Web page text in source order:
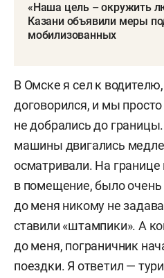
«Наша цель – окружить
Казани объявили меры
мобилизованных
В Омске я сел к
договорился, и мы просто
не добрались до
машины двигались
осматривали. На
в помещение, было очень
до меня никому не
ставили «штампики». А
до меня, пограничник
поездки. Я ответил —